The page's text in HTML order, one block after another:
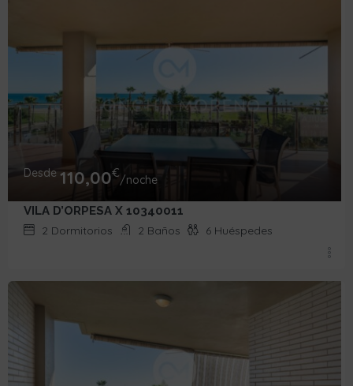
Desde 110,00€/noche
VILA D’ORPESA X 10340011
2 Dormitorios 2 Baños 6 Huéspedes